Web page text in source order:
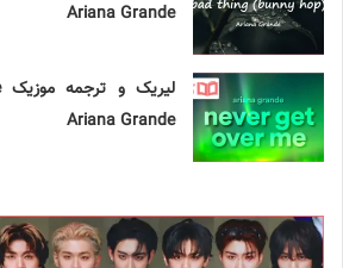
Ariana Grande
Ariana Grande